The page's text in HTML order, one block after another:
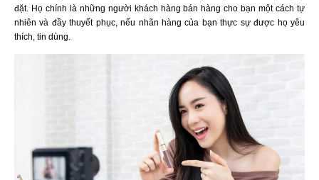
đặt. Họ chính là những người khách hàng bán hàng cho bạn một cách tự
nhiên và đầy thuyết phục, nếu nhãn hàng của bạn thực sự được họ yêu
thích, tin dùng.